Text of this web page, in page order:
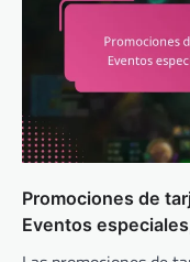
Promociones de
Eventos